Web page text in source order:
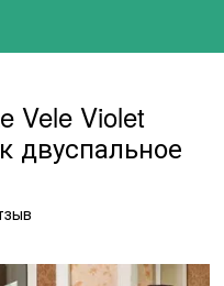
Vele Violet
двуспальное